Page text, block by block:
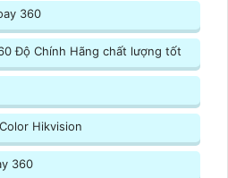
360
Độ Chính Hãng chất lượng tốt
Hikvision
360